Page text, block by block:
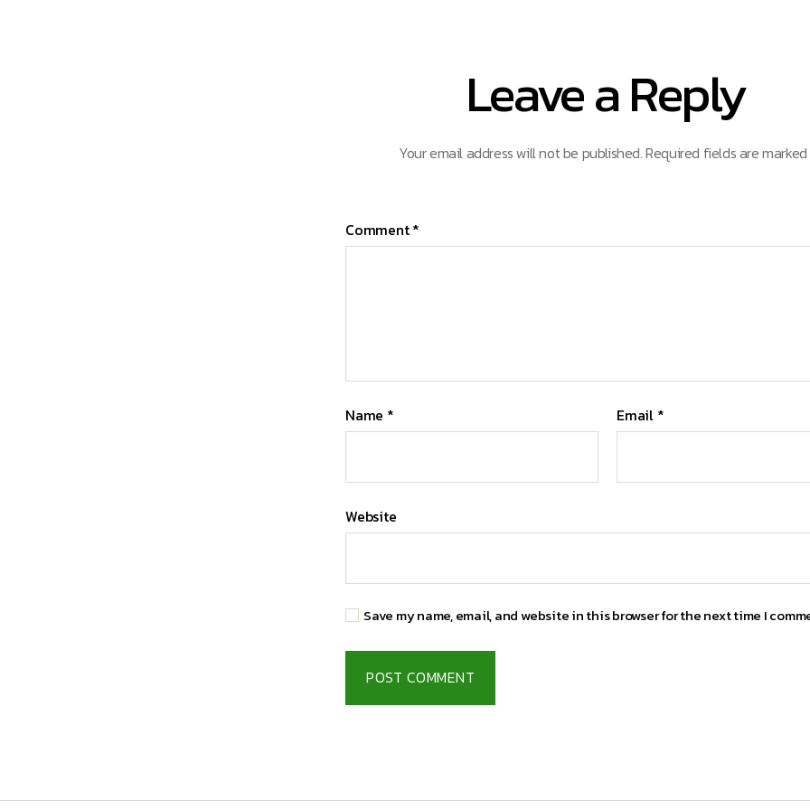
Leave a Reply
Your email address will not be published.Required fields are marked
Comment*
Name * Email *
Website
Save my name, email, and website in this browser for the next time I